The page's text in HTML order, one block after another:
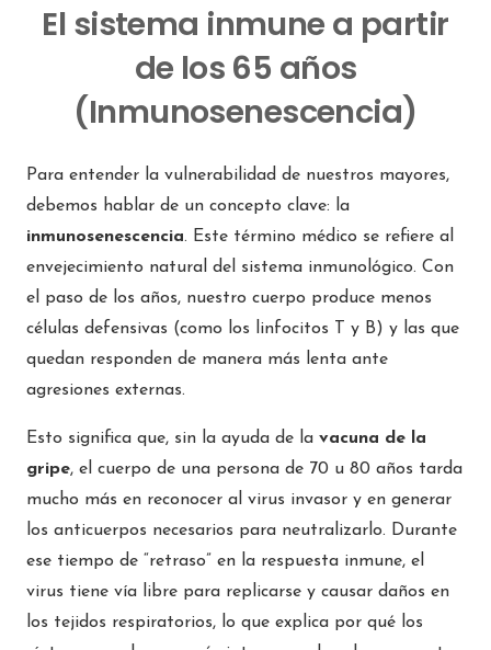
El sistema inmune a partir
de los 65 años
(Inmunosenescencia)
Para entender la vulnerabilidad de nuestros mayores,
debemos hablar de un concepto clave: la
inmunosenescencia. Este término médico se refiere al
envejecimiento natural del sistema inmunológico. Con
el paso de los años, nuestro cuerpo produce menos
células defensivas (como los linfocitos T y B) y las que
quedan responden de manera más lenta ante
agresiones externas.
Esto significa que, sin la ayuda de la vacuna de la
gripe, el cuerpo de una persona de 70 u 80 años tarda
mucho más en reconocer al virus invasor y en generar
los anticuerpos necesarios para neutralizarlo. Durante
ese tiempo de “retraso” en la respuesta inmune, el
virus tiene vía libre para replicarse y causar daños en
los tejidos respiratorios, lo que explica por qué los